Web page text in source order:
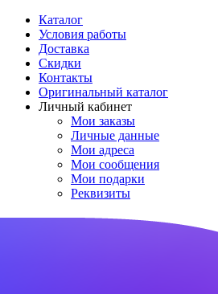
Каталог
Условия работы
Доставка
Скидки
Контакты
Оригинальный каталог
Личный кабинет
Мои заказы
Личные данные
Мои адреса
Мои сообщения
Мои подарки
Реквизиты